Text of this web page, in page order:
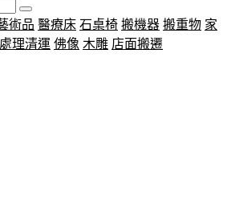
術品 醫療床 石桌椅 搬機器 搬重物 家
理清運 佛像 木雕 店面搬遷